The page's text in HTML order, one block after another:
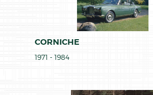
DATENSCHUTZ
CORNICHE
1971 - 1984